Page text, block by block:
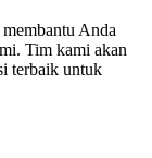
Anda
Tim kami akan
terbaik untuk